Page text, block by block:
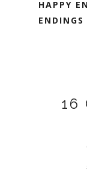
HAPPY
ENDINGS
16